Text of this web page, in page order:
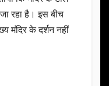
रहा है। इस बीच
मंदिर के दर्शन नहीं